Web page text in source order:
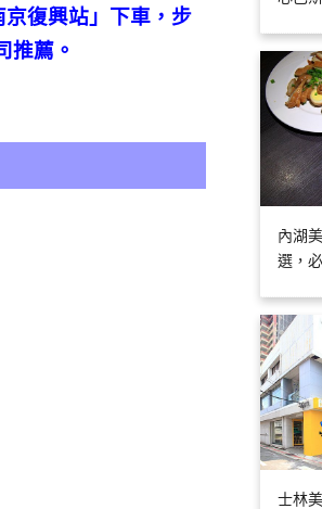
復興站」下車，步
推薦。
內湖
選，
士林